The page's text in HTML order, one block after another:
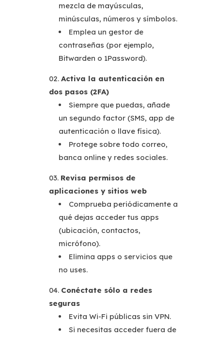
mezcla de mayúsculas,
minúsculas, números y símbolos.
Emplea un gestor de
contraseñas (por ejemplo,
Bitwarden o 1Password).
Activa la autenticación en
dos pasos (2FA)
Siempre que puedas, añade
un segundo factor (SMS, app de
autenticación o llave física).
Protege sobre todo correo,
banca online y redes sociales.
Revisa permisos de
aplicaciones y sitios web
Comprueba periódicamente a
qué dejas acceder tus apps
(ubicación, contactos,
micrófono).
Elimina apps o servicios que
no uses.
Conéctate sólo a redes
seguras
Evita Wi-Fi públicas sin VPN.
Si necesitas acceder fuera de